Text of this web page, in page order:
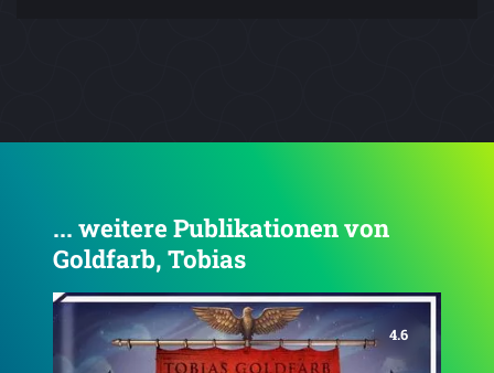
... weitere Publikationen von
Goldfarb, Tobias